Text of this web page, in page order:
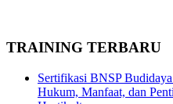
TRAINING TERBARU
Sertifikasi BNSP
Hukum, Manfaat, dan